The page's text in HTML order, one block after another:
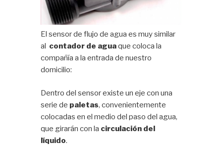
El sensor de flujo de agua es muy similar
al contador de aguaque coloca la
compañía a la entrada de nuestro
domicilio:
Dentro del sensor existe un eje con una
serie de paletas, convenientemente
colocadas en el medio del paso del agua,
que girarán con la circulación del
líquido.